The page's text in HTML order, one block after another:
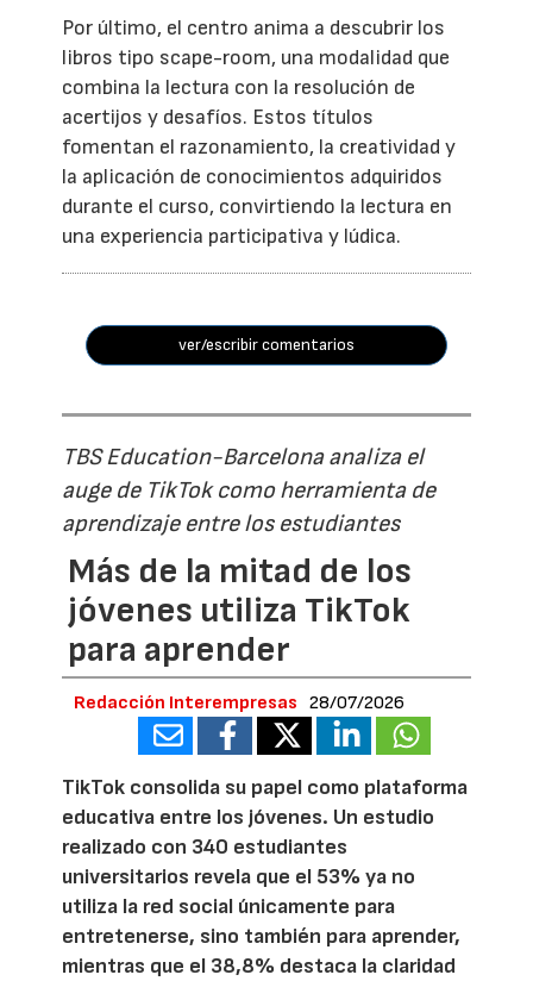
Por último, el centro anima a descubrir los
libros tipo scape-room, una modalidad que
combina la lectura con la resolución de
acertijos y desafíos. Estos títulos
fomentan el razonamiento, la creatividad y
la aplicación de conocimientos adquiridos
durante el curso, convirtiendo la lectura en
una experiencia participativa y lúdica.
ver/escribir comentarios
TBS Education-Barcelona analiza el
auge de TikTok como herramienta de
aprendizaje entre los estudiantes
Más de la mitad de los
jóvenes utiliza TikTok
para aprender
Redacción Interempresas 28/07/2026
TikTok consolida su papel como plataforma
educativa entre los jóvenes. Un estudio
realizado con 340 estudiantes
universitarios revela que el 53% ya no
utiliza la red social únicamente para
entretenerse, sino también para aprender,
mientras que el 38,8% destaca la claridad